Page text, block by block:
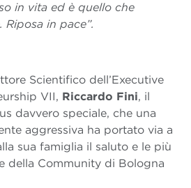
in vita ed è quello che
in pace”.
Scientifico dell’Executive
VII, Riccardo Fini, il
davvero speciale, che una
aggressiva ha portato via a
sua famiglia il saluto e le più
della Community di Bologna